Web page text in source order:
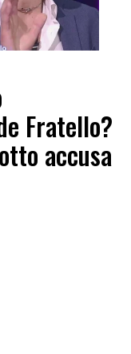
Fratello?
accusa